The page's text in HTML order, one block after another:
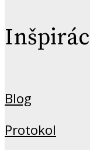
Blog
Protokol